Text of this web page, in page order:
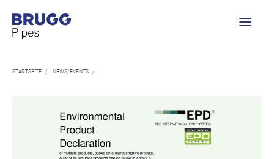
STARTSEITE / NEWS/EVENTS /